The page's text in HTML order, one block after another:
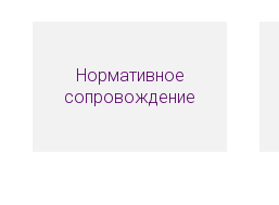
Нормативное
сопровождение